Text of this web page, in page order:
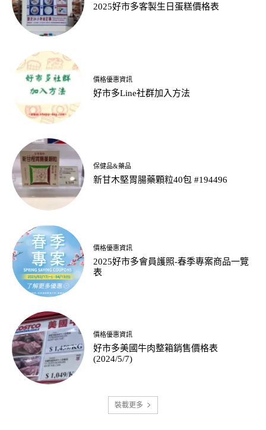
2025好市多客製生日蛋糕價格表
價格優惠資訊
好市多Line社群加入方法
保健品&藥品
新甘木堅胃腸藥顆粒40包 #194496
價格優惠資訊
2025好市多會員護照-春季專案商品一覽
表
價格優惠資訊
好市多美國牛肉整箱銷售價格表
(2024/5/7)
裝載更多